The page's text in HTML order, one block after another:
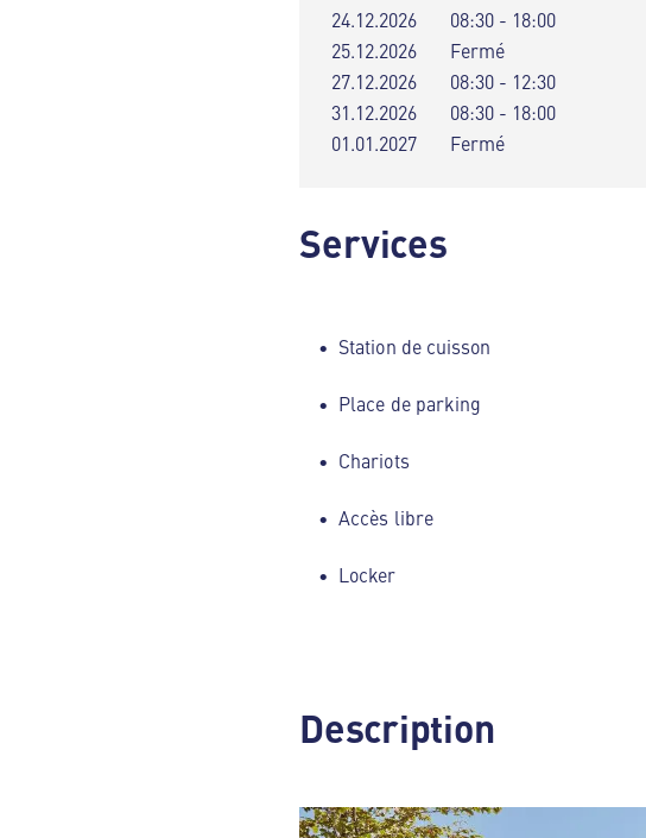
24.12.2026
08:30 - 18:00
25.12.2026
Fermé
27.12.2026
08:30 - 12:30
31.12.2026
08:30 - 18:00
01.01.2027
Fermé
Services
Station de cuisson
Place de parking
Chariots
Accès libre
Locker
Description